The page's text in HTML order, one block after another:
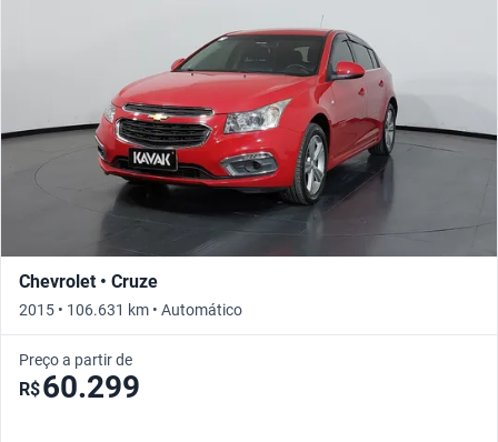
Chevrolet • Cruze
2015 • 106.631 km • Automático
Preço a partir de
R$60.299